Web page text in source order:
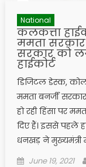
National
कलकत्ता
ममता
सरकार को
हाईकोर्ट
डिजिटल डेस्क,
ममता बनर्जी
हो रही हिंसा पर
दिए हैं। इससे पहले
धनखड़ ने मुख्यमंत्री
Posted on
June 19, 2021